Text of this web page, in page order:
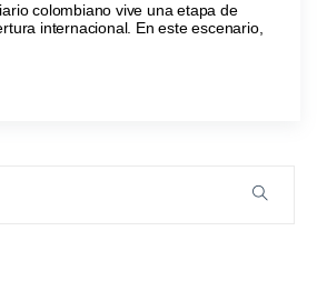
colombiano vive una etapa de
internacional. En este escenario,